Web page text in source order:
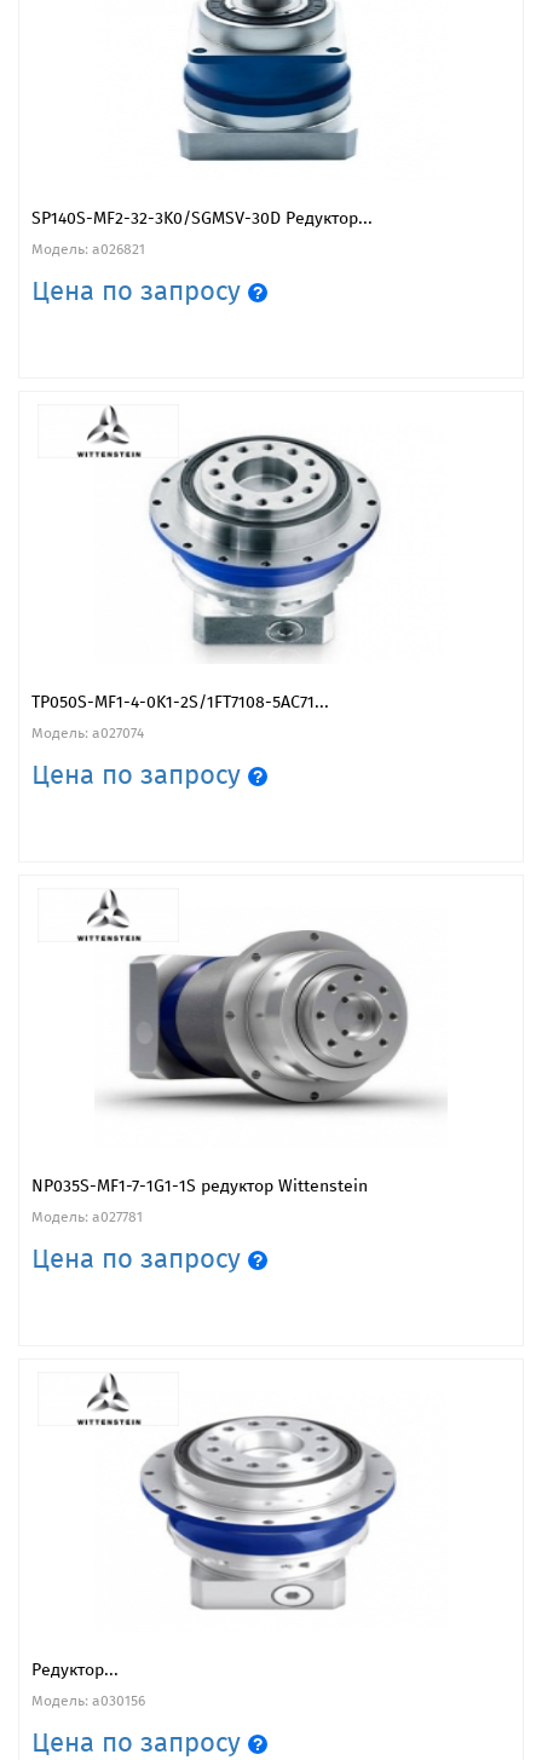
SP140S-MF2-32-3K0/SGMSV-30D Редуктор...
Модель: a026821
Цена по запросу
TP050S-MF1-4-0K1-2S/1FT7108-5AC71...
Модель: a027074
Цена по запросу
NP035S-MF1-7-1G1-1S редуктор Wittenstein
Модель: a027781
Цена по запросу
Редуктор...
Модель: a030156
Цена по запросу